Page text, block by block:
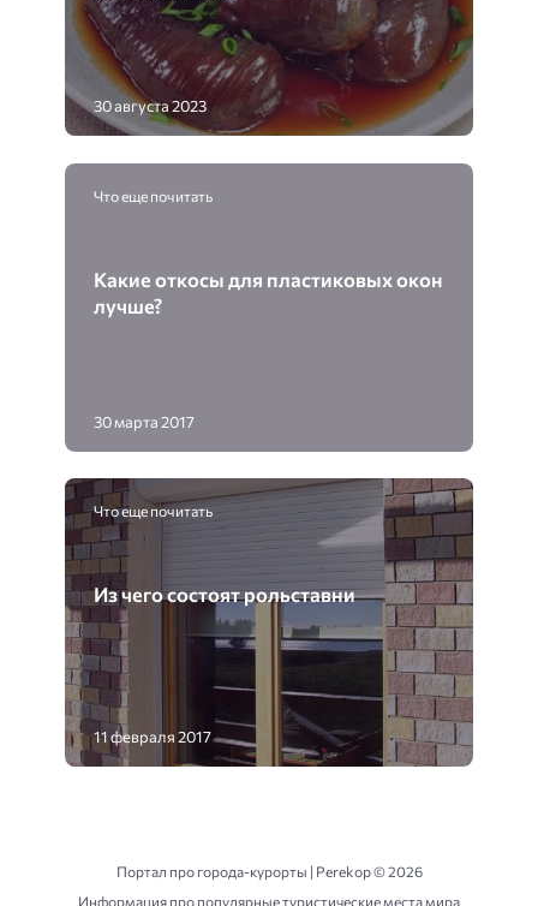
30 августа 2023
Что еще почитать
Какие откосы для пластиковых окон
лучше?
30 марта 2017
Что еще почитать
Из чего состоят рольставни
11 февраля 2017
Портал про города-курорты | Perekop ©2026
Информация про популярные туристические места мира